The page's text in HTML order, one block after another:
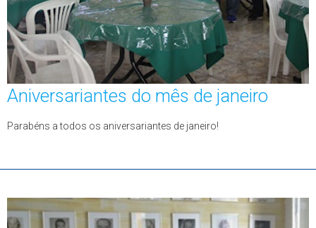
Aniversariantes do mês de janeiro
Parabéns a todos os aniversariantes de janeiro!